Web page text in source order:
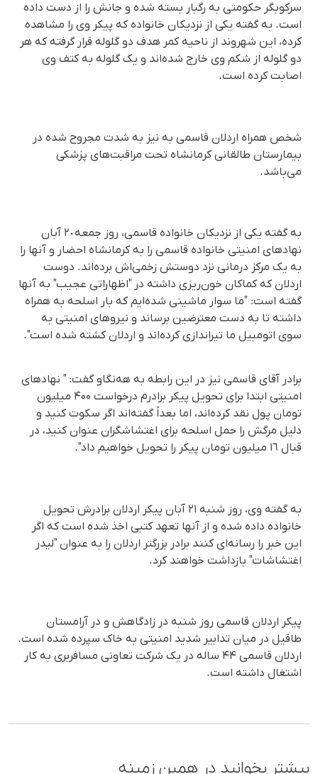
سرکوبگر حکومتی به رگبار بسته شده و جانش را از دست داده
است. به گفته یکی از نزدیکان خانواده که پیکر وی را مشاهده
کرده، این شهروند از ناحیه کمر هدف دو گلوله قرار گرفته که هر
دو گلوله از شکم وی خارج شدەاند و یک گلوله به کتف وی
اصابت کرده است.
شخص همراه اردلان قاسمی به نیز به شدت مجروح شده در
بیمارستان طالقانی کرمانشاه تحت مراقبت‌های پزشکی
می‌باشد.
به گفته یکی از نزدیکان خانواده قاسمی، روز جمعە ٢٠ آبان
نهادهای امنیتی خانواده قاسمی را به کرمانشاه احضار و آنها را
به یک مرکز درمانی نزد دوستش زخمی‌اش برده‌اند. دوست
اردلان که کماکان خون‌ریزی داشته در "اظهاراتی عجیب" به آنها
گفته است: "ما سوار ماشینی شده‌ایم که بار اسلحه به همراه
داشته تا به دست معترضین برساند و نیروهای امنیتی به
سوی اتومبیل ما تیراندازی کرده‌اند و اردلان کشته شده است".
برادر آقای قاسمی نیز در این رابطه به هه‌نگاو گفت: " نهادهای
امنیتی ابتدا برای تحویل پیکر برادرم درخواست ۴۰۰ میلیون
تومان پول نقد کرده‌اند، اما بعداً گفته‌اند اگر سکوت کنید و
دلیل مرگش را حمل اسلحه برای اغتشاشگران عنوان کنید، در
قبال ١٦ میلیون تومان پیکر را تحویل خواهیم داد".
به گفته وی، روز شنبه ۲۱ آبان پیکر اردلان برادرش تحویل
خانواده داده شده و از آنها تعهد کتبی اخذ شده است که اگر
این خبر را رسانه‌ای کنند برادر بزرگتر اردلان را به عنوان "لیدر
اغتشاشات" بازداشت خواهند کرد.
پیکر اردلان قاسمی روز شنبه در زادگاهش و در آرامستان
طاقیل در میان تدابیر شدید امنیتی به خاک سپرده شده است.
اردلان قاسمی ۴۴ ساله در یک شرکت تعاونی مسافربری به کار
اشتغال داشته است.
بیشتر بخوانید در همین زمینه